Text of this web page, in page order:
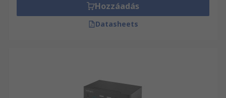
Hozzáadás
Datasheets